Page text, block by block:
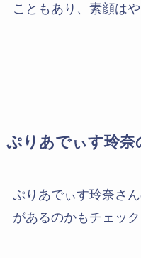
こともあり、素顔は
ぷりあでぃす玲奈
ぷりあでぃす玲奈さ
があるのかもチェッ